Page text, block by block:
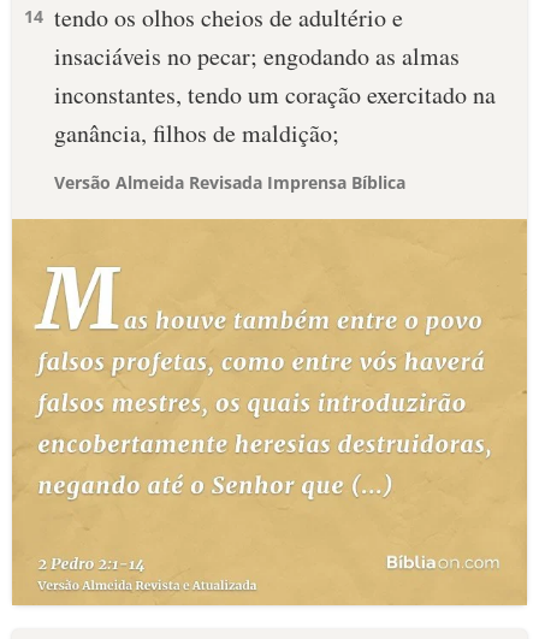
14 tendo os olhos cheios de adultério e
insaciáveis no pecar; engodando as almas
inconstantes, tendo um coração exercitado na
ganância, filhos de maldição;
Versão Almeida Revisada Imprensa Bíblica